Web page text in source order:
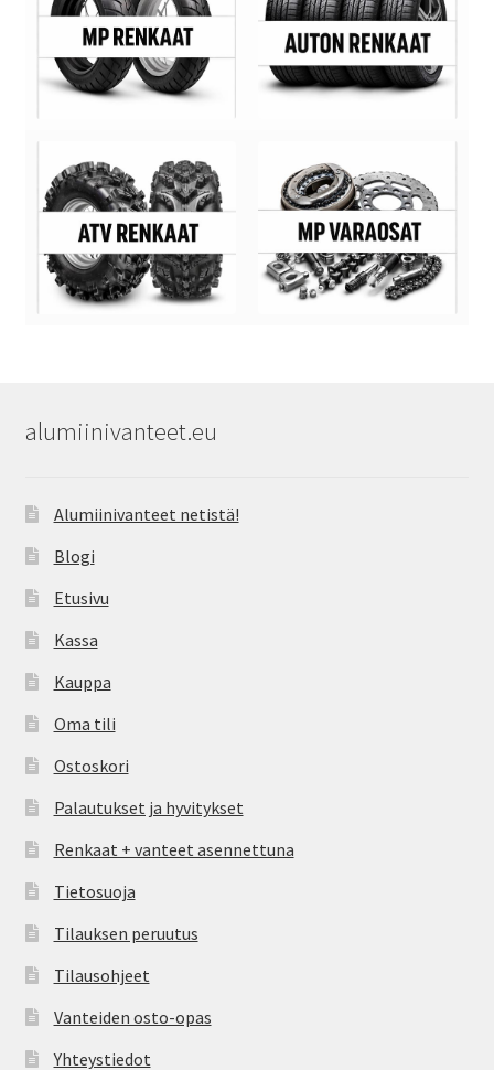
alumiinivanteet.eu
Alumiinivanteet netistä!
Blogi
Etusivu
Kassa
Kauppa
Oma tili
Ostoskori
Palautukset ja hyvitykset
Renkaat + vanteet asennettuna
Tietosuoja
Tilauksen peruutus
Tilausohjeet
Vanteiden osto-opas
Yhteystiedot